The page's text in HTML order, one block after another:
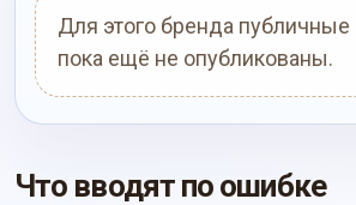
Для этого бренда
пока ещё не опубликованы.
Что вводят по ошибке